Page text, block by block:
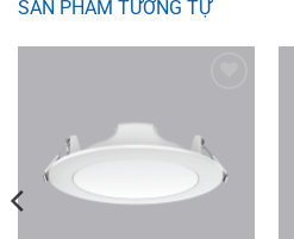
SẢN PHẨM TƯƠNG TỰ